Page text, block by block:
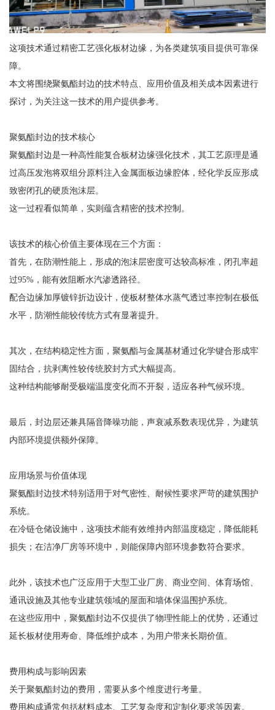
这项技术通过精密工艺强化板材边缘，为各类建筑项目提供可靠保
障。
本文将围绕聚氨酯封边的技术特点、应用价值及相关成本因素进行
探讨，为关注这一技术的用户提供参考。
聚氨酯封边的技术核心
聚氨酯封边是一种高性能复合板材边缘强化技术，其工艺原理是通
过高压发泡将双组分原料注入金属面板边缘腔体，经化学反应形成
致密闭孔的硬质泡沫层。
这一过程看似简单，实则蕴含精密的技术控制。
该技术的核心价值主要体现在三个方面：
首先，在防潮性能上，形成的泡沫层密度可达较高标准，闭孔率超
过95%，能有效阻断水汽渗透路径。
配合边缘加厚镀锌折边设计，使板材整体水蒸气透过率控制在极低
水平，防潮性能较传统方式有显著提升。
其次，在结构稳定性方面，聚氨酯与金属基材通过化学键合形成牢
固结合，抗剥离性较传统胶封方式大幅提高。
这种结构能够耐受极端温度变化而不开裂，适应各种气候环境。
最后，封边层还兼具隔音降噪功能，声衰减系数表现优异，为建筑
内部环境提供额外保障。
应用场景与价值体现
聚氨酯封边技术特别适用于对气密性、耐候性要求严苛的建筑围护
系统。
在冷链仓储设施中，这项技术能有效维持内部温度稳定，降低能耗
损失；在洁净厂房等环境中，则能保障内部环境参数符合要求。
此外，该技术也广泛应用于大型工业厂房、商业空间、体育场馆、
通讯设施及其他专业建筑领域的屋面和墙体保温围护系统。
在这些应用中，聚氨酯封边不仅提供了物理性能上的优势，还通过
延长板材使用寿命、降低维护成本，为用户带来长期价值。
费用构成与影响因素
关于聚氨酯封边的费用，需要从多个维度进行考量。
费用构成通常包括材料成本、工艺复杂度和定制化要求等因素。